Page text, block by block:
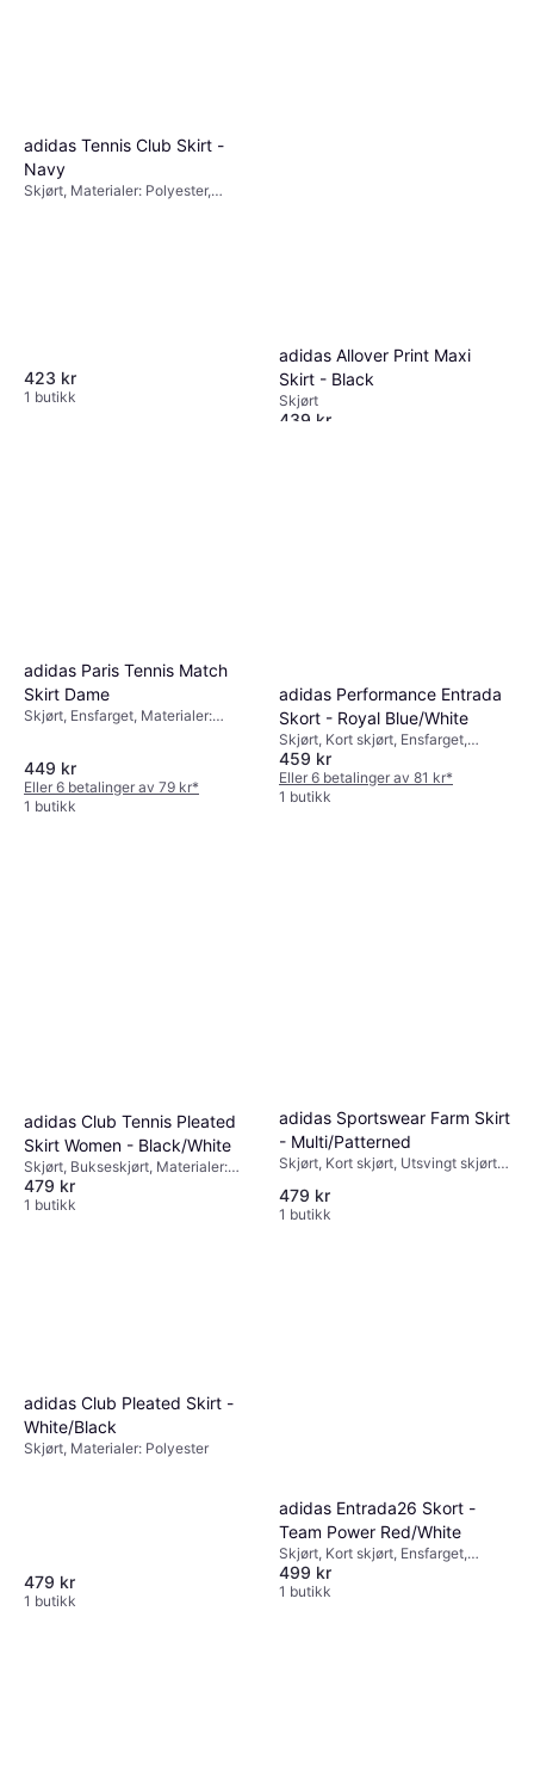
adidas Tennis Club Skirt -
Navy
Skjørt, Materialer: Polyester,
423 kr
1 butikk
adidas Allover Print Maxi
Skirt - Black
Skjørt
439 kr
adidas Paris Tennis Match
Skirt Dame
Skjørt, Ensfarget, Materialer:
449 kr
Eller 6 betalinger av 79 kr*
1 butikk
adidas Performance Entrada
Skort - Royal Blue/White
Skjørt, Kort skjørt, Ensfarget,
Materialer: Polyester, Regulerbare
skulderstropper, Justerbar,
Slitesterkt
459 kr
Eller 6 betalinger av 81 kr*
1 butikk
adidas Club Tennis Pleated
Skirt Women - Black/White
Skjørt, Bukseskjørt, Materialer:
Polyester
479 kr
1 butikk
adidas Sportswear Farm Skirt
- Multi/Patterned
Skjørt, Kort skjørt, Utsvingt skjørt,
Gore-Tex, Polyester, Fôret, Stretch
479 kr
1 butikk
adidas Club Pleated Skirt -
White/Black
Skjørt, Materialer: Polyester
479 kr
1 butikk
adidas Entrada26 Skort -
Team Power Red/White
Skjørt, Kort skjørt, Ensfarget,
Materialer: Polyester, Slitesterkt,
Justerbar
499 kr
1 butikk